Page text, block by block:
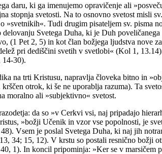
daru, ki ga imenujemo opravičenje ali
stopnja svetosti. Na to osnovno svetost misli
»svetnikih«. Tudi drugim pisateljem sv.
Svetega Duha, ki je Duh
(1 Pet 2, 5) in kot član božjega ljudstva nove
pri dediščini svetih v svetlobi« (Kol 1,
14-30).
na trti Kristusu, napravlja človeka bitno in
otrok, ki še ne uporablja razuma). Ta
moralno ali »subjektivno« svetost.
da so »v Cerkvi vsi, naj pripadajo
»božji Učenik in vzor vse popolnosti, je
Vsem je poslal Svetega Duha, ki naj jih
34; 15, 12). V krstu so postali resnično božji
1). In koncil pripominja: »Ker se v marsičem